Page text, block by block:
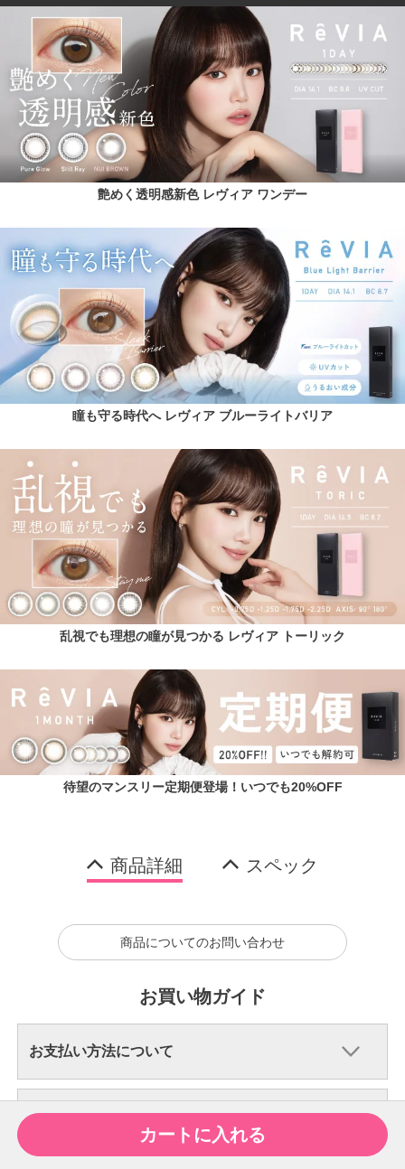
艶めく透明感新色 レヴィア ワンデー
瞳も守る時代へ レヴィア ブルーライトバリア
乱視でも理想の瞳が見つかる レヴィア トーリック
待望のマンスリー定期便登場！いつでも20%OFF
商品詳細 スペック
商品についてのお問い合わせ
お買い物ガイド
お支払い方法について
配送・送料について
カートに入れる